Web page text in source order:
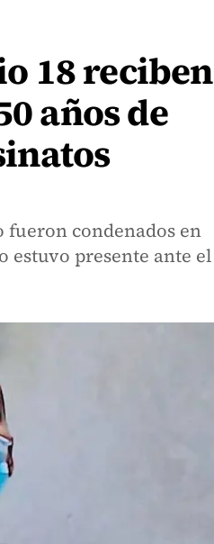
18 reciben
años de
condenados en
estuvo presente ante el